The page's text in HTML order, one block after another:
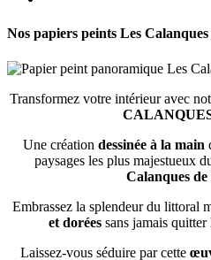
Nos papiers peints Les Calanques
Transformez votre intérieur avec
Une création dessinée à la main
paysages les plus majestueux
Calanques
Embrassez la splendeur du littoral
et dorées sans jamais
Laissez-vous séduire par cette